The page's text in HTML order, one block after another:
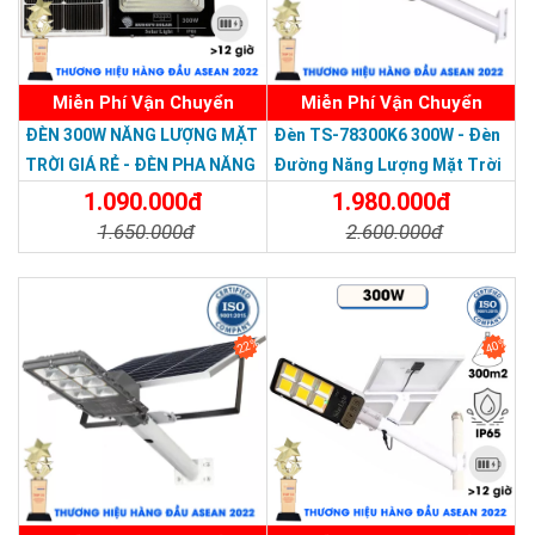
Thương hiệu dẫn đầu Việt Nam 2023
Miễn Phí Vận Chuyển
ĐÈN 300W NĂNG LƯỢNG MẶT
TRỜI GIÁ RẺ - ĐÈN PHA NĂNG
LƯỢNG MẶT TRỜI 300W MẪU
1.090.000đ
1.650.000đ
Miễn Phí Vận Chuyển
Đèn TS-78300K6 300W - Đèn
Đường Năng Lượng Mặt Trời
300W TS-78300K6 - Solar
Light 300W
1.980.000đ
2.600.000đ
22% 40%